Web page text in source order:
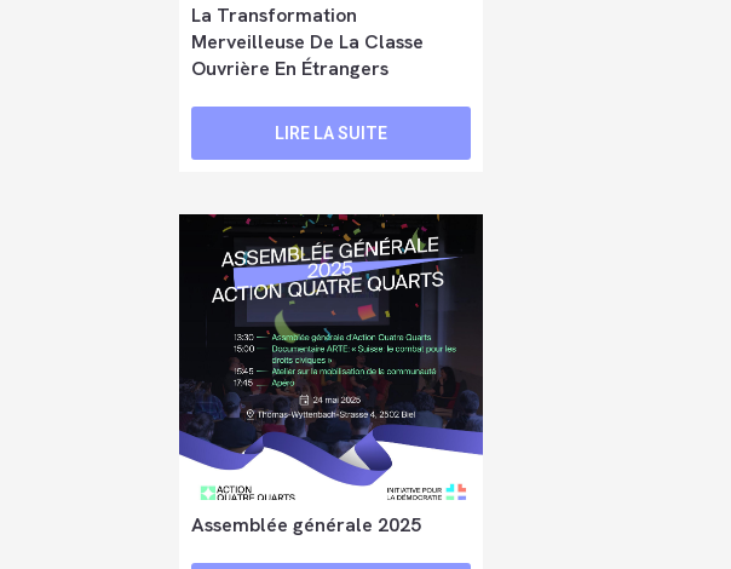
La Transformation
Merveilleuse De La Classe
Ouvrière En Étrangers
LIRE LA SUITE
Assemblée générale 2025